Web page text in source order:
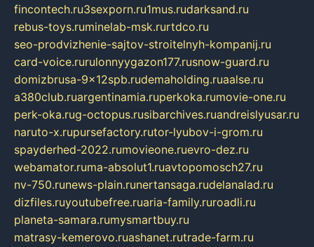
fincontech.ru3sexporn.ru1mus.rudarksand.ru
rebus-toys.ruminelab-msk.rurtdco.ru
seo-prodvizhenie-sajtov-stroitelnyh-kompanij.ru
card-voice.rurulonnyygazon177.rusnow-guard.ru
domizbrusa-9x12spb.rudemaholding.ruaalse.ru
a380club.ruargentinamia.ruperkoka.rumovie-one.ru
perk-oka.rug-octopus.rusibarchives.ruandreislyusar.ru
naruto-x.rupursefactory.rutor-lyubov-i-grom.ru
spayderhed-2022.rumovieone.ruevro-dez.ru
webamator.ruma-absolut1.ruavtopomosch27.ru
nv-750.runews-plain.runertansaga.rudelanalad.ru
dizfiles.ruyoutubefree.ruaria-family.ruroadli.ru
planeta-samara.rumysmartbuy.ru
matrasy-kemerovo.ruashanet.rutrade-farm.ru